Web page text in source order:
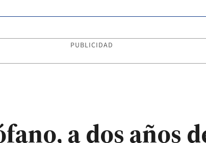
PUBLICIDAD
a dos años